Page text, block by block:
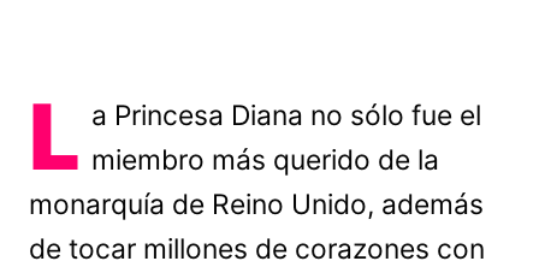
L a Princesa Diana no sólo fue el
miembro más querido de la
monarquía de Reino Unido, además
de tocar millones de corazones con